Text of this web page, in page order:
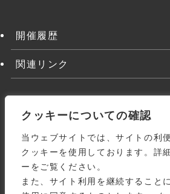
クッキーについての確認
当ウェブサイトでは、サイトの利
クッキーを使用しております。詳
ーをご覧ください。
また、サイト利用を継続すること
開催履歴
関連リンク
よくある質問 関連リンク